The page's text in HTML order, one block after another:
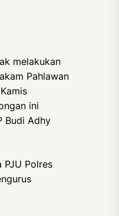
melakukan
Pahlawan
ini
Budi Adhy
PJU Polres